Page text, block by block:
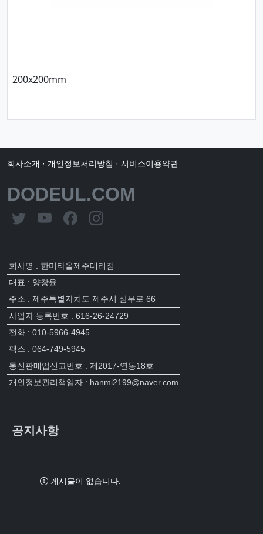
200x200mm
회사소개 · 개인정보처리방침 · 서비스이용약관
DODEUL.COM
회사명 : 한미타올제주대리점
대표 : 양창윤
주소 : 제주특별자치도 제주시 삼무로 66
사업자 등록번호 : 616-26-24729
전화 : 010-5966-4945
팩스 : 064-749-5945
통신판매업신고번호 : 제2017-연동18호
개인정보관리책임자 : hanmi2199@naver.com
공지사항
게시물이 없습니다.